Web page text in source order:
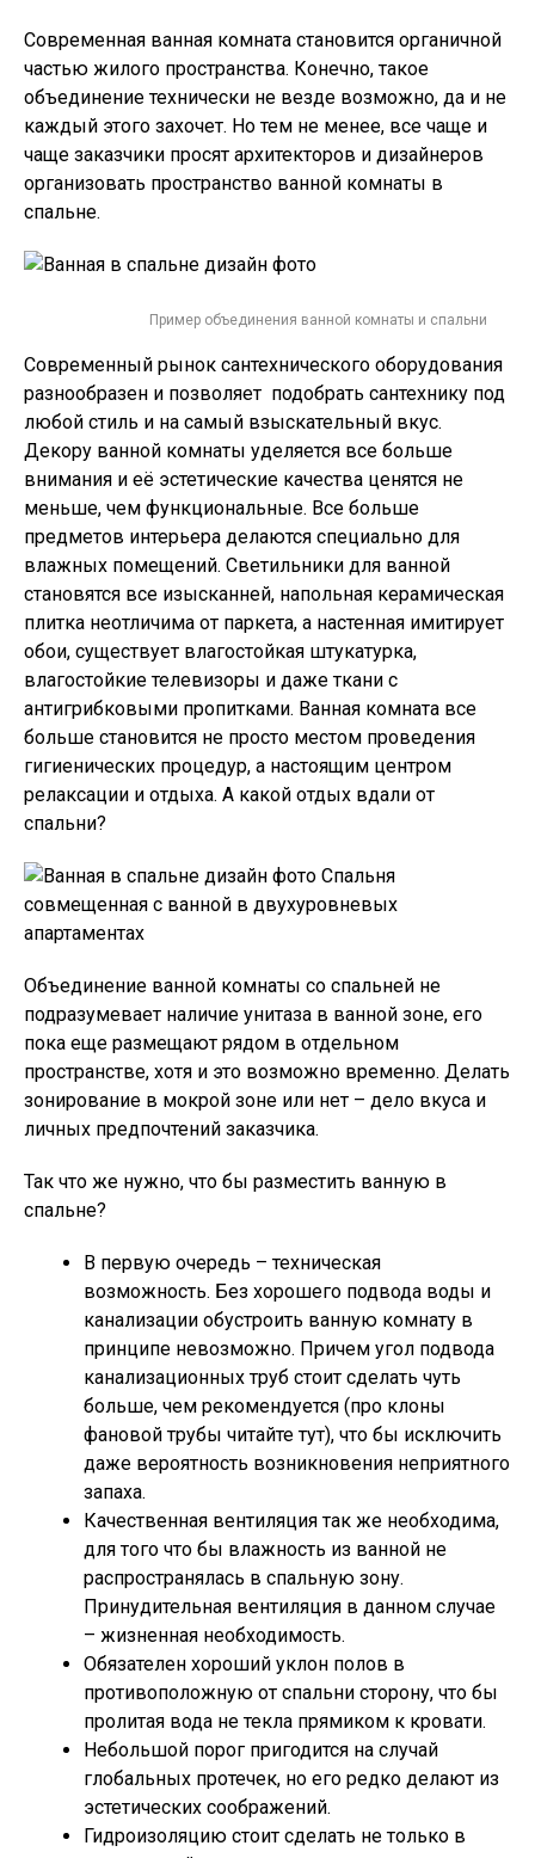
Современная ванная комната становится органичной
частью жилого пространства. Конечно, такое
объединение технически не везде возможно, да и не
каждый этого захочет. Но тем не менее, все чаще и
чаще заказчики просят архитекторов и дизайнеров
организовать пространство ванной комнаты в
спальне.
Пример объединения ванной комнаты и спальни
Современный рынок сантехнического оборудования
разнообразен и позволяет подобрать сантехнику под
любой стиль и на самый взыскательный вкус.
Декору ванной комнаты уделяется все больше
внимания и её эстетические качества ценятся не
меньше, чем функциональные. Все больше
предметов интерьера делаются специально для
влажных помещений. Светильники для ванной
становятся все изысканней, напольная керамическая
плитка неотличима от паркета, а настенная имитирует
обои, существует влагостойкая штукатурка,
влагостойкие телевизоры и даже ткани с
антигрибковыми пропитками. Ванная комната все
больше становится не просто местом проведения
гигиенических процедур, а настоящим центром
релаксации и отдыха. А какой отдых вдали от
спальни?
Спальня
совмещенная с ванной в двухуровневых
апартаментах
Объединение ванной комнаты со спальней не
подразумевает наличие унитаза в ванной зоне, его
пока еще размещают рядом в отдельном
пространстве, хотя и это возможно временно. Делать
зонирование в мокрой зоне или нет – дело вкуса и
личных предпочтений заказчика.
Так что же нужно, что бы разместить ванную в
спальне?
В первую очередь – техническая
возможность. Без хорошего подвода воды и
канализации обустроить ванную комнату в
принципе невозможно. Причем угол подвода
канализационных труб стоит сделать чуть
больше, чем рекомендуется (про клоны
фановой трубы читайте тут), что бы исключить
даже вероятность возникновения неприятного
запаха.
Качественная вентиляция так же необходима,
для того что бы влажность из ванной не
распространялась в спальную зону.
Принудительная вентиляция в данном случае
– жизненная необходимость.
Обязателен хороший уклон полов в
противоположную от спальни сторону, что бы
пролитая вода не текла прямиком к кровати.
Небольшой порог пригодится на случай
глобальных протечек, но его редко делают из
эстетических соображений.
Гидроизоляцию стоит сделать не только в